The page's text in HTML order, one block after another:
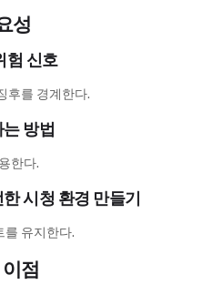
성
험 신호
후를 경계한다.
방법
한다.
시청 환경 만들기
를 유지한다.
점